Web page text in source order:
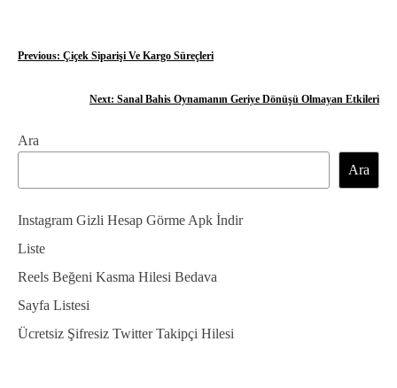
Y
ı
g
e
z
i
n
Previous: Çiçek Siparişi Ve Kargo Süreçleri
Next: Sanal Bahis Oynamanın Geriye Dönüşü Olmayan Etkileri
Ara
Ara
Instagram Gizli Hesap Görme Apk İndir
Liste
Reels Beğeni Kasma Hilesi Bedava
Sayfa Listesi
Ücretsiz Şifresiz Twitter Takipçi Hilesi